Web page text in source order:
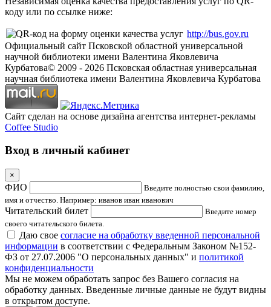
коду или по ссылке ниже:
http://bus.gov.ru
Официальный сайт Псковской областной универсальной
научной библиотеки имени Валентина Яковлевича
Курбатова© 2009 - 2026 Псковская областная универсальная
научная библиотека имени Валентина Яковлевича Курбатова
Сайт сделан на основе дизайна агентства интернет-рекламы
Coffee Studio
Вход в личный кабинет
×
ФИО
Введите полностью свои фамилию,
имя и отчество. Например: иванов иван иванович
Читательский билет
Введите номер
своего читательского билета.
Даю свое согласие на обработку введенной персональной
информации в соответствии с Федеральным Законом №152-
ФЗ от 27.07.2006 "О персональных данных" и политикой
конфиденциальности
Мы не можем обработать запрос без Вашего согласия на
обработку данных. Введенные личные данные не будут видны
в открытом доступе.